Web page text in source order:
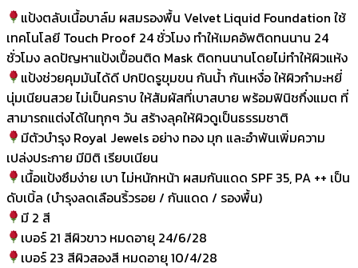
แป้งตลับเนื้อบาล์ม ผสมรองพื้น Velvet Liquid Foundation ใช้
เทคโนโลยี Touch Proof 24 ชั่วโมง ทำให้เมคอัพติดทนนาน 24
ชั่วโมง ลดปัญหาแป้งเปื้อนติด Mask ติดทนนานโดยไม่ทำให้ผิวแห้ง
แป้งช่วยคุมมันได้ดี ปกปิดรูขุมขน กันน้ำ กันเหงื่อ ให้ผิวกำมะหยี่
นุ่มเนียนสวย ไม่เป็นคราบ ให้สัมผัสที่เบาสบาย พร้อมฟินิชกึ่งแมต ที่
สามารถแต่งได้ในทุกๆ วัน สร้างลุคให้ผิวดูเป็นธรรมชาติ
มีตัวบำรุง Royal Jewels อย่าง ทอง มุก และอำพันเพิ่มความ
เปล่งประกาย มีมิติ เรียบเนียน
เนื้อแป้งซึมง่าย เบา ไม่หนักหน้า ผสมกันแดด SPF 35, PA ++ เป็น
ดับเบิ้ล (บำรุงลดเลือนริ้วรอย / กันแดด / รองพื้น)
มี 2 สี
เบอร์ 21 สีผิวขาว หมดอายุ 24/6/28
เบอร์ 23 สีผิวสองสี หมดอายุ 10/4/28